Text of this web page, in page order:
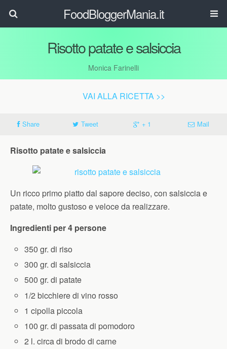
FoodBloggerMania.it
Risotto patate e salsiccia
Monica Farinelli
VAI ALLA RICETTA >>
Share Tweet + 1 Mail
Risotto patate e salsiccia
Un ricco primo piatto dal sapore deciso, con salsiccia e
patate, molto gustoso e veloce da realizzare.
Ingredienti per 4 persone
350 gr. di riso
300 gr. di salsiccia
500 gr. di patate
1/2 bicchiere di vino rosso
1 cipolla piccola
100 gr. di passata di pomodoro
2 l. circa di brodo di carne